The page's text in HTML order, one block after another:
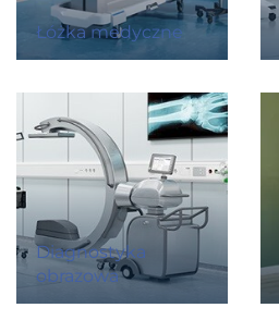
Łóżka medyczne
Diagnostyka
obrazowa